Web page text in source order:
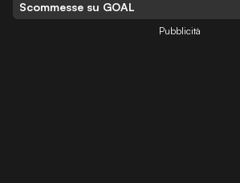
Scommesse su GOAL
Pubblicità